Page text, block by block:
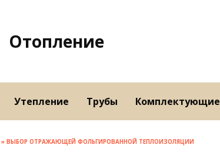
Отопление
Утепление Трубы Комплектующие
» ВЫБОР ОТРАЖАЮЩЕЙ ФОЛЬГИРОВАННОЙ ТЕПЛОИЗОЛЯЦИИ